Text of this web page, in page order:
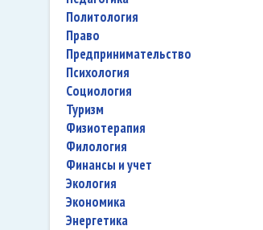
политология
право
предпринимательство
психология
социология
туризм
физиотерапия
филология
финансы и учет
экология
экономика
энергетика